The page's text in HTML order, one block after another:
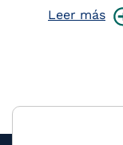
Leer más